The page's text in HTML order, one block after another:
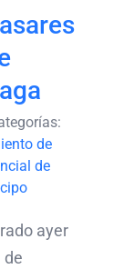
de
de
ayer
de